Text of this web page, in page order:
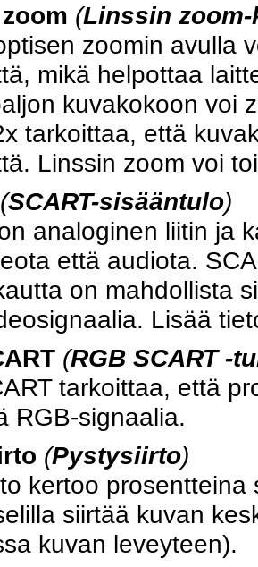
(Linssin
zoomin avulla
mikä helpottaa
kuvakokoon voi
tarkoittaa, että
Linssin zoom voi
(SCART-sisääntulo)
analoginen liitin ja
että audiota.
on mahdollista
Lisää
(RGB SCART -
tarkoittaa, että
RGB-signaalia.
(Pystysiirto)
kertoo
siirtää kuvan
kuvan leveyteen).